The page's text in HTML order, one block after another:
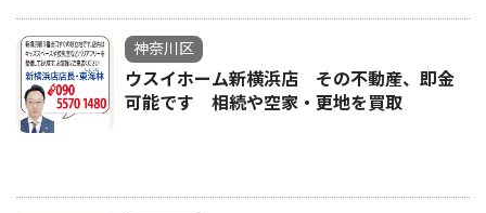
神奈川区
ウスイホーム新横浜店 その不動産、即金
可能です 相続や空家・更地を買取